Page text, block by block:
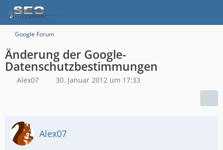
Google Forum
Änderung der Google-
Datenschutzbestimmungen
Alex07 30. Januar 2012 um 17:33
Alex07